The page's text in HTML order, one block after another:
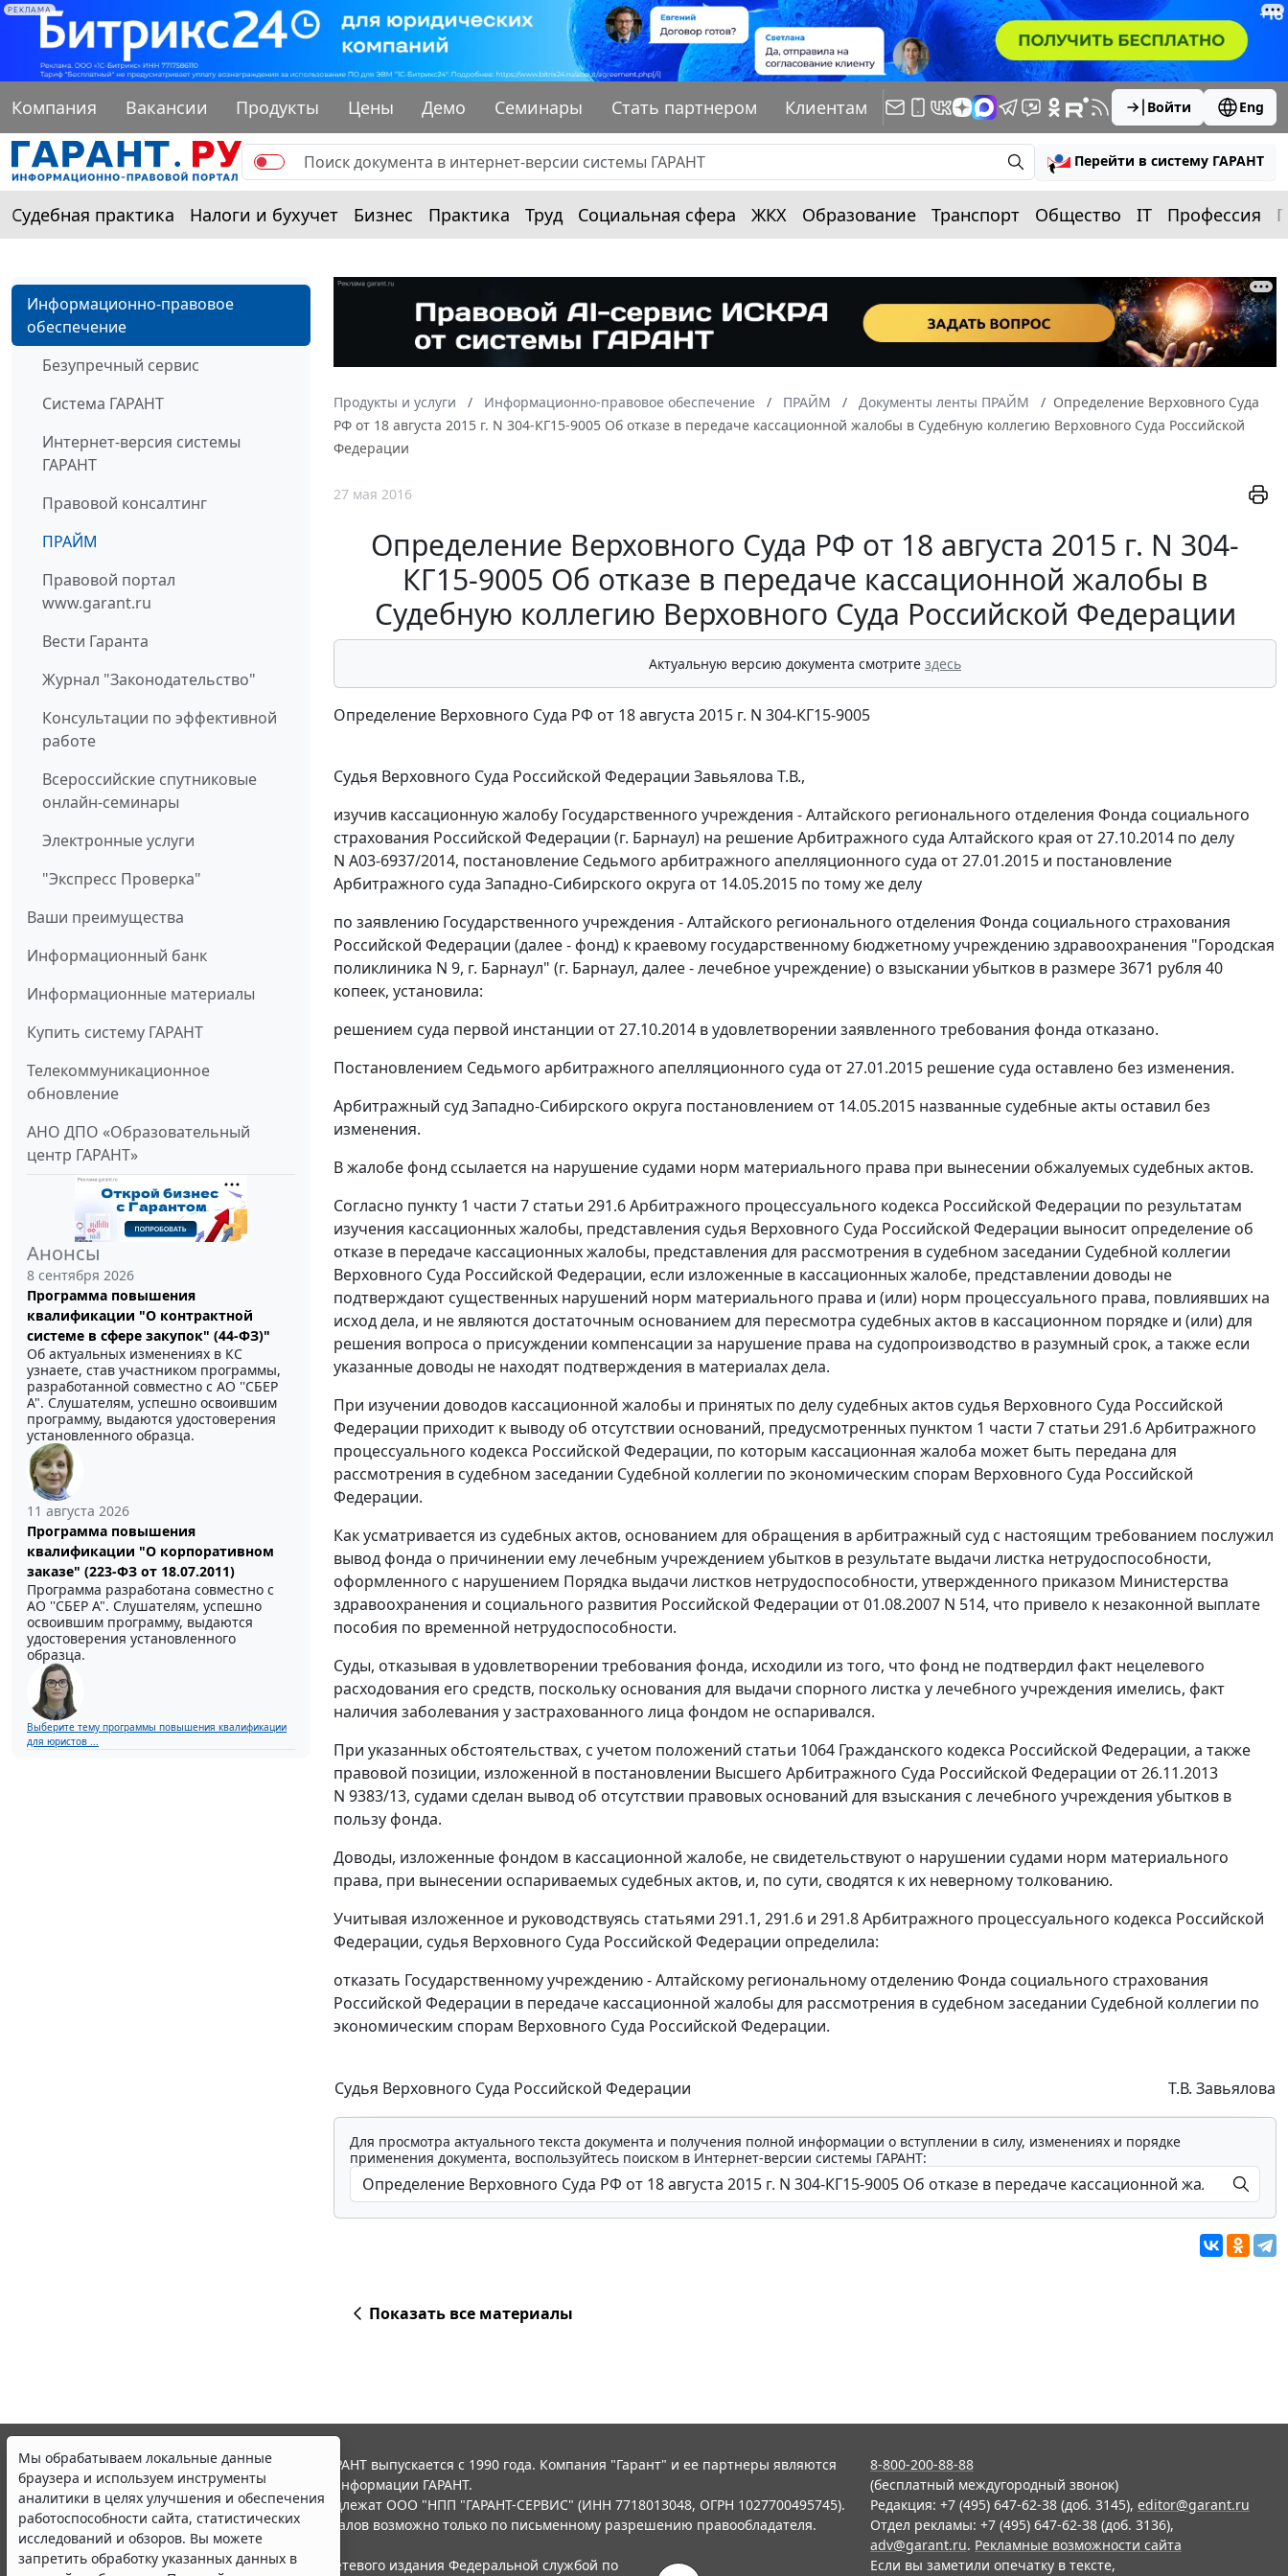
РЕКЛАМА
Компания Вакансии Продукты Цены Демо Семинары Стать партнером Клиентам Войти Eng
Перейти в систему ГАРАНТ
Судебная практика Налоги и бухучет Бизнес Практика Труд Социальная сфера ЖКХ Образование Транспорт Общество IT Профессия
Информационно-правовое
обеспечение
Безупречный сервис
Система ГАРАНТ
Интернет-версия системы
ГАРАНТ
Правовой консалтинг
ПРАЙМ
Правовой портал
www.garant.ru
Вести Гаранта
Журнал "Законодательство"
Консультации по эффективной
работе
Всероссийские спутниковые
онлайн-семинары
Электронные услуги
"Экспресс Проверка"
Ваши преимущества
Информационный банк
Информационные материалы
Купить систему ГАРАНТ
Телекоммуникационное
обновление
АНО ДПО «Образовательный
центр ГАРАНТ»
Анонсы
8 сентября 2026
Программа повышения
квалификации "О контрактной
системе в сфере закупок" (44-ФЗ)"
Об актуальных изменениях в КС
узнаете, став участником программы,
разработанной совместно с АО ''СБЕР
А". Слушателям, успешно освоившим
программу, выдаются удостоверения
установленного образца.
11 августа 2026
Программа повышения
квалификации "О корпоративном
заказе" (223-ФЗ от 18.07.2011)
Программа разработана совместно с
АО ''СБЕР А". Слушателям, успешно
освоившим программу, выдаются
удостоверения установленного
образца.
Выберите тему программы повышения квалификации
для юристов ...
Продукты и услуги Информационно-правовое обеспечение ПРАЙМ Документы ленты ПРАЙМ
Определение Верховного Суда
РФ от 18 августа 2015 г. N 304-КГ15-9005 Об отказе в передаче кассационной жалобы в Судебную коллегию Верховного Суда Российской
Федерации
27 мая 2016
Определение Верховного Суда РФ от 18 августа 2015 г. N 304-
КГ15-9005 Об отказе в передаче кассационной жалобы в
Судебную коллегию Верховного Суда Российской Федерации
Актуальную версию документа смотрите здесь
Определение Верховного Суда РФ от 18 августа 2015 г. N 304-КГ15-9005
Судья Верховного Суда Российской Федерации Завьялова Т.В.,
изучив кассационную жалобу Государственного учреждения - Алтайского регионального отделения Фонда социального
страхования Российской Федерации (г. Барнаул) на решениеАрбитражного суда Алтайского края от 27.10.2014 по делу
N А03-6937/2014, постановление Седьмого арбитражного апелляционного суда от 27.01.2015 и постановление
Арбитражного суда Западно-Сибирского округа от 14.05.2015 по тому же делу
по заявлению Государственного учреждения - Алтайского регионального отделения Фонда социального страхования
Российской Федерации (далее - фонд) к краевому государственному бюджетному учреждению здравоохранения "Городская
поликлиника N 9, г. Барнаул" (г. Барнаул, далее - лечебное учреждение) о взыскании убытков в размере 3671 рубля 40
копеек, установила:
решением суда первой инстанции от 27.10.2014 в удовлетворении заявленного требования фонда отказано.
Постановлением Седьмого арбитражного апелляционного суда от 27.01.2015 решение суда оставлено без изменения.
Арбитражный суд Западно-Сибирского округа постановлением от 14.05.2015 названные судебные акты оставил без
изменения.
В жалобе фонд ссылается на нарушение судами норм материального права при вынесении обжалуемых судебных актов.
Согласно пункту 1 части 7 статьи 291.6Арбитражного процессуального кодекса Российской Федерации по результатам
изучения кассационных жалобы, представления судья Верховного Суда Российской Федерации выносит определение об
отказе в передаче кассационных жалобы, представления для рассмотрения в судебном заседании Судебной коллегии
Верховного Суда Российской Федерации, если изложенные в кассационных жалобе, представлении доводы не
подтверждают существенных нарушений норм материального права и (или) норм процессуального права, повлиявших на
исход дела, и не являются достаточным основанием для пересмотра судебных актов в кассационном порядке и (или) для
решения вопроса о присуждении компенсации за нарушение права на судопроизводство в разумный срок, а также если
указанные доводы не находят подтверждения в материалах дела.
При изучении доводов кассационной жалобы и принятых по делу судебных актов судья Верховного Суда Российской
Федерации приходит к выводу об отсутствии оснований, предусмотренных пунктом 1 части 7 статьи 291.6Арбитражного
процессуального кодекса Российской Федерации, по которым кассационная жалоба может быть передана для
рассмотрения в судебном заседании Судебной коллегии по экономическим спорам Верховного Суда Российской
Федерации.
Как усматривается из судебных актов, основанием для обращения в арбитражный суд с настоящим требованием послужил
вывод фонда о причинении ему лечебным учреждением убытков в результате выдачи листка нетрудоспособности,
оформленного с нарушением Порядка выдачи листков нетрудоспособности, утвержденного приказом Министерства
здравоохранения и социального развития Российской Федерации от 01.08.2007 N 514, что привело к незаконной выплате
пособия по временной нетрудоспособности.
Суды, отказывая в удовлетворении требования фонда, исходили из того, что фонд не подтвердил факт нецелевого
расходования его средств, поскольку основания для выдачи спорного листка у лечебного учреждения имелись, факт
наличия заболевания у застрахованного лица фондом не оспаривался.
При указанных обстоятельствах, с учетом положений статьи 1064 Гражданского кодекса Российской Федерации, а также
правовой позиции, изложенной в постановлении Высшего Арбитражного Суда Российской Федерации от 26.11.2013
N 9383/13, судами сделан вывод об отсутствии правовых оснований для взыскания с лечебного учреждения убытков в
пользу фонда.
Доводы, изложенные фондом в кассационной жалобе, не свидетельствуют о нарушении судами норм материального
права, при вынесении оспариваемых судебных актов, и, по сути, сводятся к их неверному толкованию.
Учитывая изложенное и руководствуясь статьями 291.1, 291.6 и 291.8Арбитражного процессуального кодекса Российской
Федерации, судья Верховного Суда Российской Федерации определила:
отказать Государственному учреждению - Алтайскому региональному отделению Фонда социального страхования
Российской Федерации в передаче кассационной жалобы для рассмотрения в судебном заседании Судебной коллегии по
экономическим спорам Верховного Суда Российской Федерации.
Судья Верховного Суда Российской Федерации Т.В. Завьялова
Для просмотра актуального текста документа и получения полной информации о вступлении в силу, изменениях и порядке
применения документа, воспользуйтесь поиском в Интернет-версии системы ГАРАНТ:
Показать все материалы
Мы обрабатываем локальные данные
браузера и используем инструменты
аналитики в целях улучшения и обеспечения
работоспособности сайта, статистических
исследований и обзоров. Вы можете
запретить обработку указанных данных в
© ООО "НПП "ГАРАНТ-СЕРВИС", 2026. Система ГАРАНТ выпускается с 1990 года. Компания "Гарант" и ее партнеры являются
участниками Российской ассоциации правовой информации ГАРАНТ.
Все права на материалы сайта ГАРАНТ.РУ принадлежат ООО "НПП "ГАРАНТ-СЕРВИС" (ИНН 7718013048, ОГРН 1027700495745).
Полное или частичное воспроизведение материалов возможно только по письменному разрешению правообладателя.
Правила использования портала.
Портал ГАРАНТ.РУ зарегистрирован в качестве сетевого издания Федеральной службой по
8-800-200-88-88
(бесплатный междугородный звонок)
Редакция: +7 (495) 647-62-38 (доб. 3145), editor@garant.ru
Отдел рекламы: +7 (495) 647-62-38 (доб. 3136),
adv@garant.ru. Рекламные возможности сайта
Если вы заметили опечатку в тексте,